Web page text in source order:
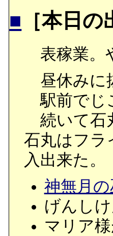
■ ［本日の
表稼業。
昼休みに
駅前でじ
続いて石
石丸はフラ
入出来た。
神無月
げんし
マリア